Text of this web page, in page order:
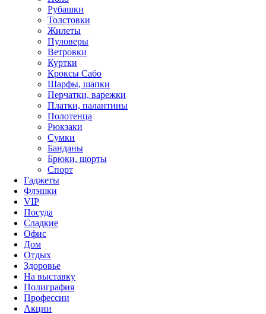
Рубашки
Толстовки
Жилеты
Пуловеры
Ветровки
Куртки
Кроксы Сабо
Шарфы, шапки
Перчатки, варежки
Платки, палантины
Полотенца
Рюкзаки
Сумки
Банданы
Брюки, шорты
Спорт
Гаджеты
Флэшки
VIP
Посуда
Сладкие
Офис
Дом
Отдых
Здоровье
На выставку
Полиграфия
Профессии
Акции